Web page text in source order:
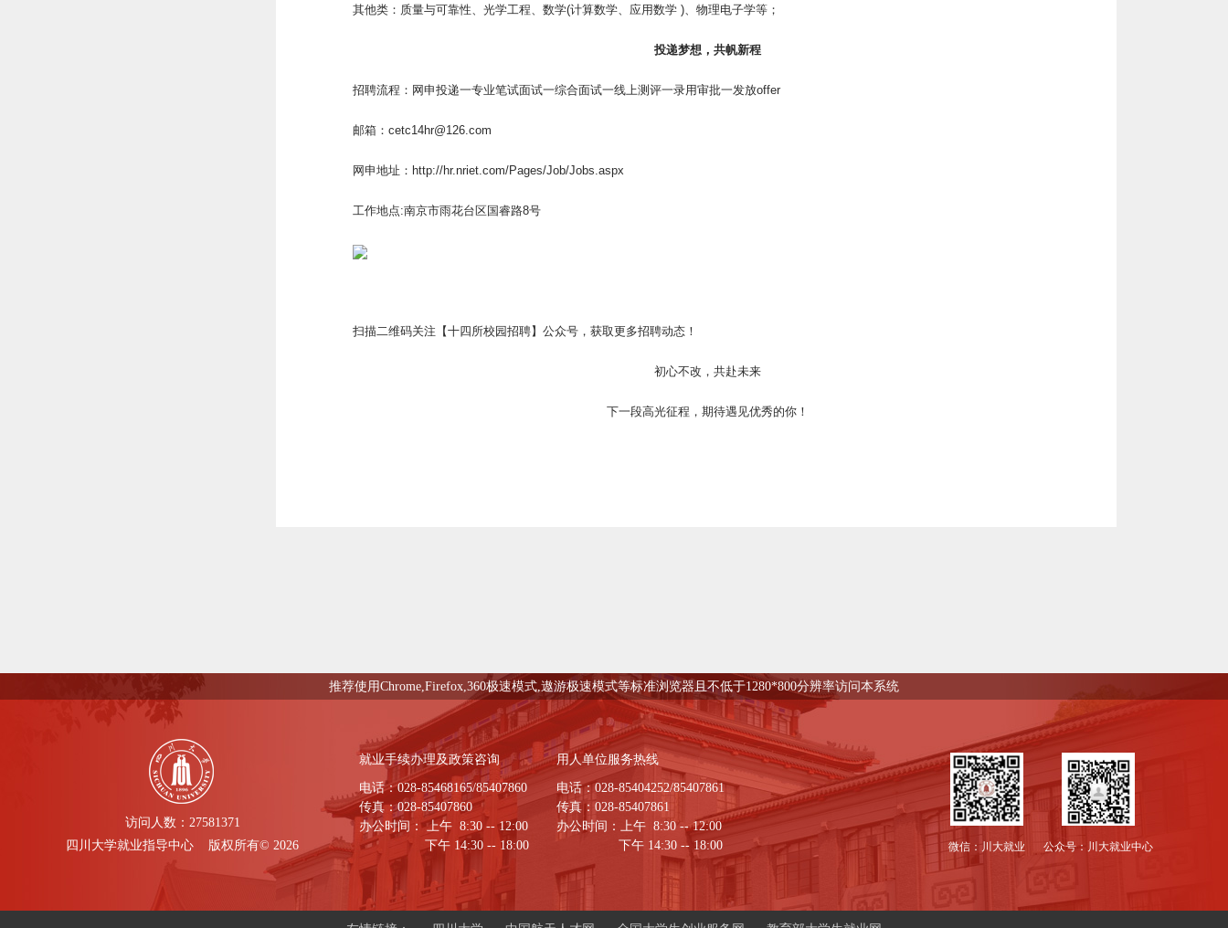
其他类：质量与可靠性、光学工程、数学(计算数学、应用数学 )、物理电子学等；
投递梦想，共帆新程
招聘流程：网申投递一专业笔试面试一综合面试一线上测评一录用审批一发放offer
邮箱：cetc14hr@126.com
网申地址：http://hr.nriet.com/Pages/Job/Jobs.aspx
工作地点:南京市雨花台区国睿路8号
扫描二维码关注【十四所校园招聘】公众号，获取更多招聘动态！
初心不改，共赴未来
下一段高光征程，期待遇见优秀的你！
推荐使用Chrome,Firefox,360极速模式,遨游极速模式等标准浏览器且不低于1280*800分辨率访问本系统
访问人数： 27581371
四川大学就业指导中心 版权所有© 2026
就业手续办理及政策咨询
电话：028-85468165/85407860
传真：028-85407860
办公时间： 上午 8:30 -- 12:00
下午 14:30 -- 18:00
用人单位服务热线
电话：028-85404252/85407861
传真：028-85407861
办公时间：上午 8:30 -- 12:00
下午 14:30 -- 18:00
微信：川大就业 公众号：川大就业中心